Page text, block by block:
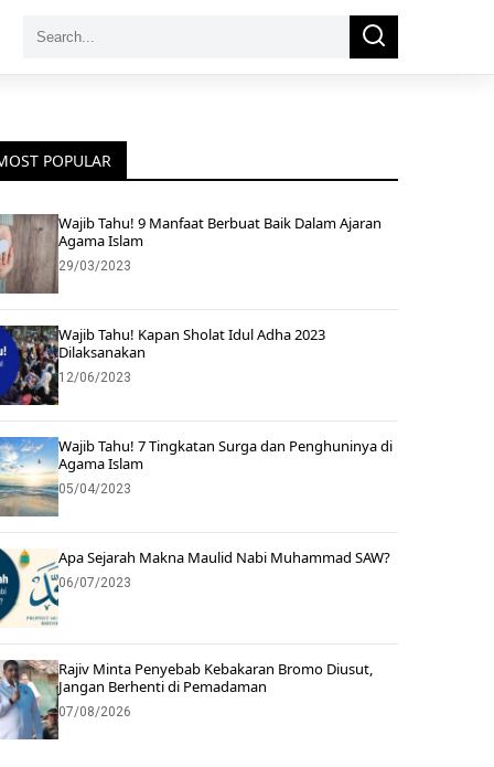
Search
Search
POPULAR
Wajib Tahu! 9 Manfaat Berbuat Baik Dalam Ajaran
Agama Islam
29/03/2023
Wajib Tahu! Kapan Sholat Idul Adha 2023
Dilaksanakan
12/06/2023
Wajib Tahu! 7 Tingkatan Surga dan Penghuninya di
Agama Islam
05/04/2023
Apa Sejarah Makna Maulid Nabi Muhammad SAW?
06/07/2023
Rajiv Minta Penyebab Kebakaran Bromo Diusut,
Jangan Berhenti di Pemadaman
07/08/2026